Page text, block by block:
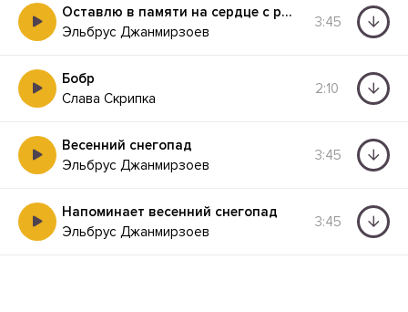
Оставлю в памяти на сердце с ранами
Эльбрус Джанмирзоев
3:45
Бобр
Слава Скрипка
2:10
Весенний снегопад
Эльбрус Джанмирзоев
3:45
Напоминает весенний снегопад
Эльбрус Джанмирзоев
3:45